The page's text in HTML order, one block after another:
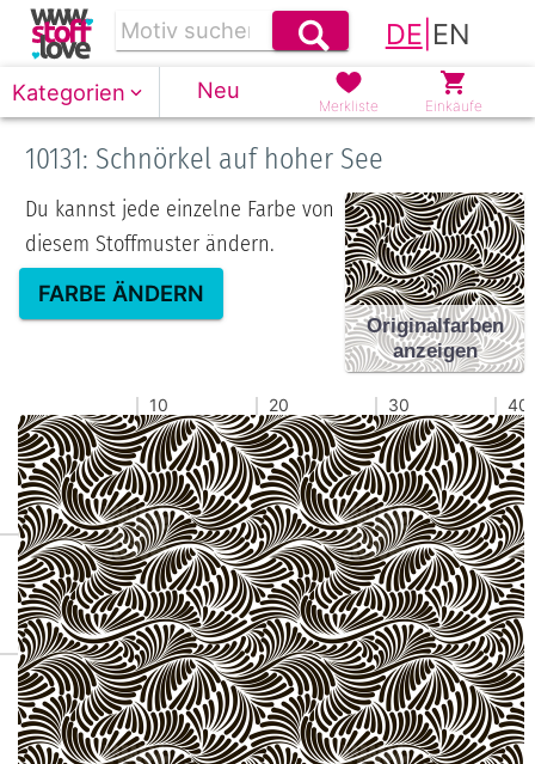
DE EN
Kategorien Neu
Merkliste Einkäufe
10131: Schnörkel auf hoher See
Du kannst jede einzelne Farbe von
diesem Stoffmuster ändern.
FARBE ÄNDERN
Originalfarben
anzeigen